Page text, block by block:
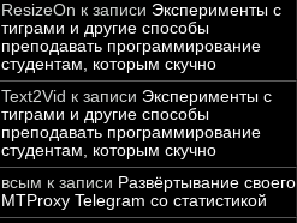
ResizeOn к записи Эксперименты с
тиграми и другие способы
преподавать программирование
студентам, которым скучно
Text2Vid к записи Эксперименты с
тиграми и другие способы
преподавать программирование
студентам, которым скучно
всым к записи Развёртывание своего
MTProxy Telegram со статистикой